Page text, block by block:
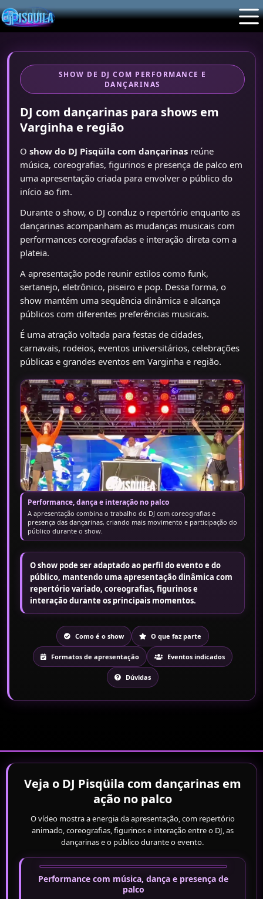
SHOW DE DJ COM PERFORMANCE E
DANÇARINAS
DJ com dançarinas para shows em
Varginha e região
O show do DJ Pisqüila com dançarinas reúne
música, coreografias, figurinos e presença de palco em
uma apresentação criada para envolver o público do
início ao fim.
Durante o show, o DJ conduz o repertório enquanto as
dançarinas acompanham as mudanças musicais com
performances coreografadas e interação direta com a
plateia.
A apresentação pode reunir estilos como funk,
sertanejo, eletrônico, piseiro e pop. Dessa forma, o
show mantém uma sequência dinâmica e alcança
públicos com diferentes preferências musicais.
É uma atração voltada para festas de cidades,
carnavais, rodeios, eventos universitários, celebrações
públicas e grandes eventos em Varginha e região.
Performance, dança e interação no palco
A apresentação combina o trabalho do DJ com coreografias e
presença das dançarinas, criando mais movimento e participação do
público durante o show.
O show pode ser adaptado ao perfil do evento e do
público, mantendo uma apresentação dinâmica com
repertório variado, coreografias, figurinos e
interação durante os principais momentos.
Como é o show O que faz parte
Formatos de apresentação Eventos indicados
Dúvidas
Veja o DJ Pisqüila com dançarinas em
ação no palco
O vídeo mostra a energia da apresentação, com repertório
animado, coreografias, figurinos e interação entre o DJ, as
dançarinas e o público durante o evento.
Performance com música, dança e presença de
palco